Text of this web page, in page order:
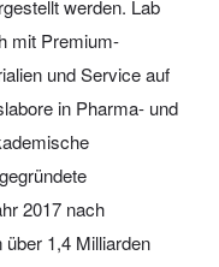
werden. Lab
mit Premium-
und Service auf
in Pharma- und
2017 nach
1,4 Milliarden